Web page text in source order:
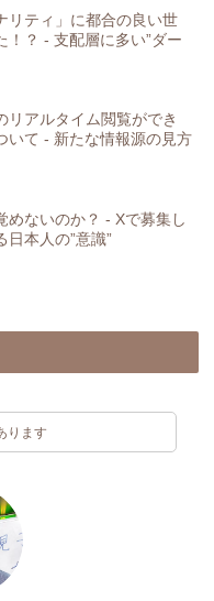
リティ」に都合の良い世
！？ - 支配層に多い”ダー
リアルタイム閲覧ができ
いて - 新たな情報源の見方
めないのか？ - Xで募集し
日本人の”意識”
ります